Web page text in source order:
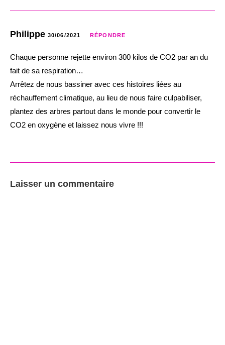
Philippe 30/06/2021 RÉPONDRE
Chaque personne rejette environ 300 kilos de CO2 par an du
fait de sa respiration…
Arrêtez de nous bassiner avec ces histoires liées au
réchauffement climatique, au lieu de nous faire culpabiliser,
plantez des arbres partout dans le monde pour convertir le
CO2 en oxygène et laissez nous vivre !!!
Laisser un commentaire